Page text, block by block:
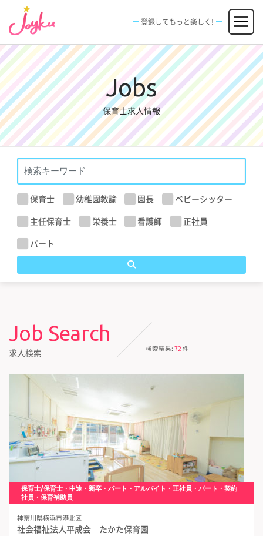
ン
ツ
へ
ス
キ
ッ
プ
メニュー
JOBS
求人情報
FACILITIES
施設
SPECIAL
エンタメ特典
EVENT
イベント
新規登録 ログイン
登録してもっと楽しく!
Jobs
保育士求人情報
保育士 幼稚園教諭 園長
ベビーシッター
主任保育士
栄養士 看護師
正社員
パート
Job Search
求人検索 検索結果: 72件
保育士/保育士・中途・新卒・パート・アルバイト・正社員・パート・契約
社員・保育補助員
神奈川県横浜市港北区
社会福祉法人平成会 たかた保育園